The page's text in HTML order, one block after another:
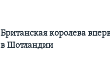
Британская королева
в Шотландии